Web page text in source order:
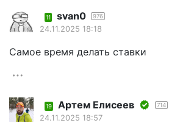
11 svan0 976
24.11.2025 18:18
Самое время делать ставки
19 Артем Елисеев 714
24.11.2025 18:57